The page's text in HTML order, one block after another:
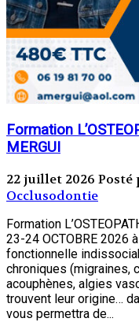
Formation
MERGUI
22 juillet 2026 Posté
Occlusodontie
Formation
23-24 OCTOBRE 2026
fonctionnelle
chroniques (migraines,
acouphènes, algies
trouvent leur origine…
vous permettra de...